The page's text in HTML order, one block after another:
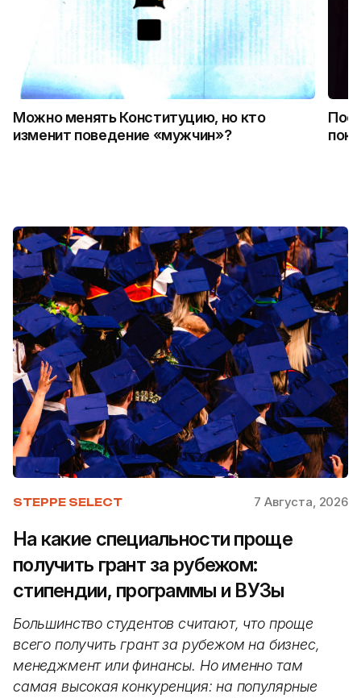
Можно менять Конституцию, но кто
изменит поведение «мужчин»?
STEPPE SELECT 7 Августа, 2026
На какие специальности проще
получить грант за рубежом:
стипендии, программы и ВУЗы
Большинство студентов считают, что проще
всего получить грант за рубежом на бизнес,
менеджмент или финансы. Но именно там
самая высокая конкуренция: на популярные